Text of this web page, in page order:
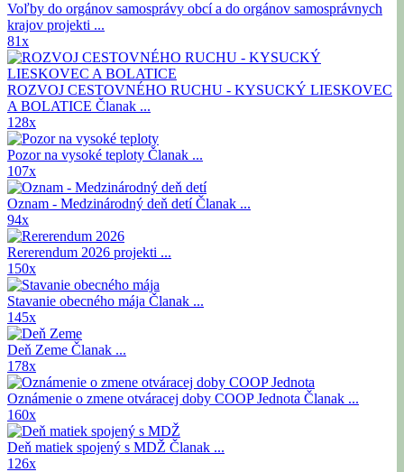
Voľby do orgánov samosprávy obcí a do orgánov samosprávnych
krajov projekti ...
81x
ROZVOJ CESTOVNÉHO RUCHU - KYSUCKÝ LIESKOVEC
A BOLATICE Članak ...
128x
Pozor na vysoké teploty Članak ...
107x
Oznam - Medzinárodný deň detíČlanak ...
94x
Rererendum 2026 projekti ...
150x
Stavanie obecného mája Članak ...
145x
Deň Zeme Članak ...
178x
Oznámenie o zmene otváracej doby COOP Jednota Članak ...
160x
Deň matiek spojený s MDŽ Članak ...
126x